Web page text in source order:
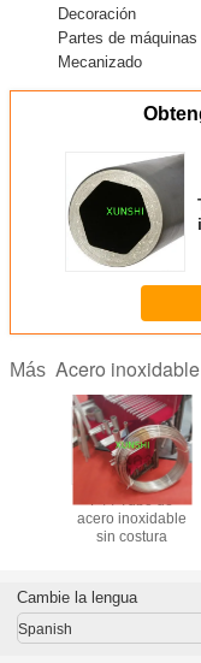
Decoración
Partes de máquinas
Mecanizado
Más Acero
de
F44 Tubo de
acero inoxidable
sin costura
Cambie la lengua
Spanish